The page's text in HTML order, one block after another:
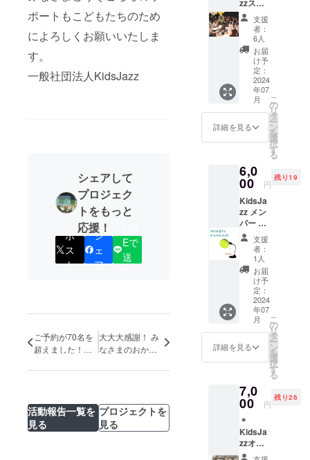
ポートもこどもたちのため
によろしくお願いいたしま
す。
一般社団法人KidsJazz
シェアして
プロジェク
トをもっと
応援！
ポ
ス
ト
シ
ェ
ア
Eで
送
ご予約が70名を
超えました！新
のご紹介です。
のやくそく」
大大大感謝！ み
なさまのおかげ
る方にKidsJazz
た！
活動報告一覧を
見る
プロジェクトを
見る
トを楽
しんで
ね！〇
〇よ
り」な
ど この
コン
サート
を応援
たいと
思って
くださ
を、コ
ンサー
の子ど
もたち
や動画
をご覧
いただ
く皆様
にご紹
介させ
ていた
だきま
す。 ＊
支援
ず備考
欄に掲
るお名
前と
メッ
セージ
をご記
入くだ
をのな
かで成
長し、
一つの
夢を叶
えてい
く物
語。モ
ルドバ
共和国
出身の
画家小
Casian)
が絵を
手がけ
た
KidsJa
zzのオ
リジナ
ル絵
本 初
版第１
刷で
す。 作
百本マ
イ 絵
小林ス
テラ 日
本語お
いま
す。 対
４歳〜
成人
仕様 A4
zzス
タッフ
になろ
う！
バック
ヤード
のお手
伝いを
しなが
らリ
ハーサ
ルもコ
ンサー
トも楽
スペ
シャル
チケッ
ト（中
学生以
上対
象） ・
日時：
2024年
7月26日
（金曜
日）
10:00-
17:00
上記時
間内で
支援者
でのお
手伝い
となり
ます。
お時間
の詳細
はご支
支援
者：
6人
お届
け予
定：
2024
年07
月
詳細を見る
こ
の
リ
タ
ー
ン
を
選
択
す
る
6,0
00 円
残り19
KidsJa
zz メン
バー の
CD作品
とコン
サート
チケッ
トの
セット
＊大人1
名＋お
子様2名
さまご
入場い
ただけ
ま
当日会
場受付
でのお
渡しと
なりま
す。 CD
はベー
支援
者：
1人
お届
け予
定：
2024
年07
月
詳細を見る
こ
の
リ
タ
ー
ン
を
選
択
す
る
7,0
00 円
残り26
＊
KidsJa
zzオリ
ジナル